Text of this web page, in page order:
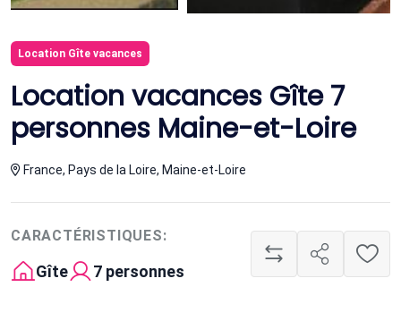
Location Gîte vacances
Location vacances Gîte 7
personnes Maine-et-Loire
France, Pays de la Loire, Maine-et-Loire
CARACTÉRISTIQUES:
Gîte 7 personnes